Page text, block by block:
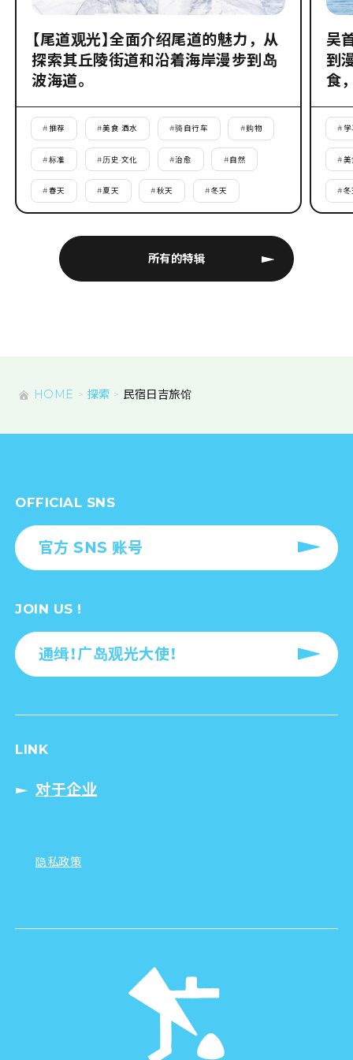
所有的特辑
【尾道观光】全面介绍尾道的魅力，从
探索其丘陵街道和沿着海岸漫步到岛
波海道。
#推荐 #美食·酒水 #骑自行车 #购物
#标准 #历史·文化 #治愈 #自然
#春天 #夏天 #秋天 #冬天
吴
到
食
# 学
#美
#冬
HOME 探索 民宿日吉旅馆
OFFICIAL SNS
官方 SNS 账号
JOIN US !
通缉！广岛观光大使！
LINK
对于企业
隐私政策